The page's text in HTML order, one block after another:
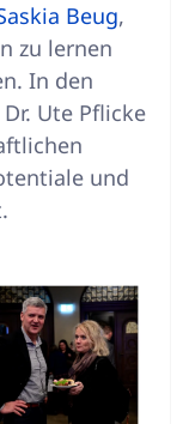
Beug,
zu lernen
In den
Ute Pflicke
und